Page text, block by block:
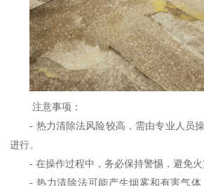
注意事项：
- 热力清除法风险较高，需由专业人员
进行。
-在操作过程中，务必保持警惕，避免火
-热力清除法可能产生烟雾和有害气